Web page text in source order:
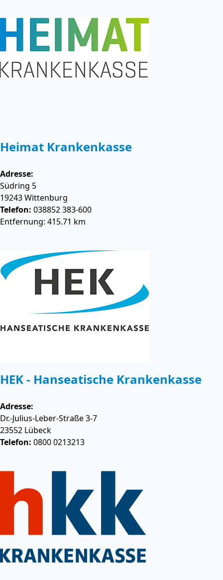
Heimat Krankenkasse
Adresse:
Südring 5
19243Wittenburg
Telefon: 038852 383-600
Entfernung: 415.71 km
HEK - Hanseatische Krankenkasse
Adresse:
Dr.-Julius-Leber-Straße 3-7
23552 Lübeck
Telefon: 0800 0213213